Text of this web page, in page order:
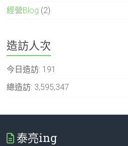
經營Blog (2)
造訪人次
今日造訪: 191
總造訪: 3,595,347
泰亮ing